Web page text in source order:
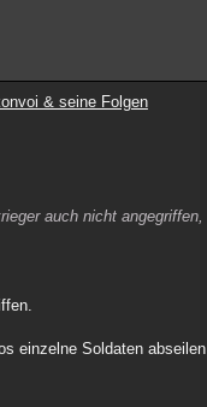
& seine Folgen
auch nicht
einzelne Soldaten